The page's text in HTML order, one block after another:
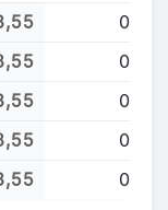
0
0
0
0
0